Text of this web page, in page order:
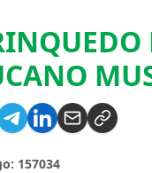
157034